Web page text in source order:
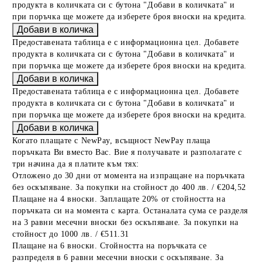
продукта в количката си с бутона "Добави в количката" и
при поръчка ще можете да изберете броя вноски на кредита.
Предоставената таблица е с информационна цел. Добавете
продукта в количката си с бутона "Добави в количката" и
при поръчка ще можете да изберете броя вноски на кредита.
Предоставената таблица е с информационна цел. Добавете
продукта в количката си с бутона "Добави в количката" и
при поръчка ще можете да изберете броя вноски на кредита.
Когато плащате с NewPay, всъщност NewPay плаща
поръчката Ви вместо Вас. Вие я получавате и разполагате с
три начина да я платите към тях:
Отложено до 30 дни от момента на изпращане на поръчката
без оскъпяване. За покупки на стойност до 400 лв. / €204,52
Плащане на 4 вноски. Заплащате 20% от стойността на
поръчката си на момента с карта. Останалата сума се разделя
на 3 равни месечни вноски без оскъпяване. За покупки на
стойност до 1000 лв. / €511.31
Плащане на 6 вноски. Стойността на поръчката се
разпределя в 6 равни месечни вноски с оскъпяване. За